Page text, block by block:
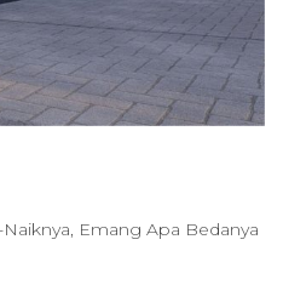
Emang Apa Bedanya